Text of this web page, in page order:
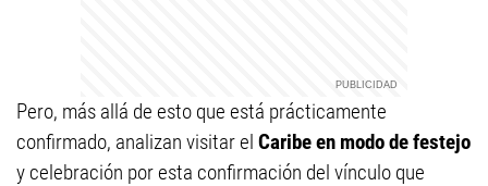
Pero, más allá de esto que está prácticamente
confirmado, analizan visitar el Caribe en modo de festejo
y celebración por esta confirmación del vínculo que